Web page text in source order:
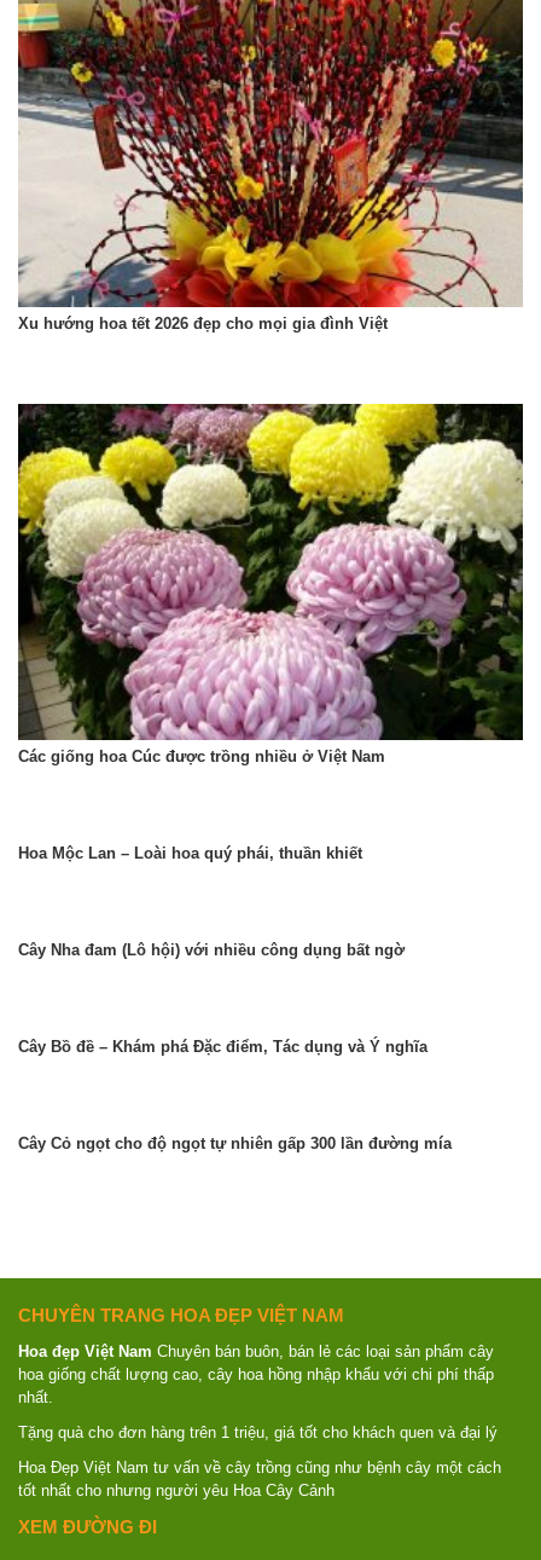
Xu hướng hoa tết 2026 đẹp cho mọi gia đình Việt
Các giống hoa Cúc được trồng nhiều ở Việt Nam
Hoa Mộc Lan – Loài hoa quý phái, thuần khiết
Cây Nha đam (Lô hội) với nhiều công dụng bất ngờ
Cây Bồ đề – Khám phá Đặc điểm, Tác dụng và Ý nghĩa
Cây Cỏ ngọt cho độ ngọt tự nhiên gấp 300 lần đường mía
CHUYÊN TRANG HOA ĐẸP VIỆT NAM
Hoa đẹp Việt Nam Chuyên bán buôn, bán lẻ các loại sản phẩm cây
hoa giống chất lượng cao, cây hoa hồng nhập khẩu với chi phí thấp
nhất.
Tặng quà cho đơn hàng trên 1 triệu, giá tốt cho khách quen và đại lý
Hoa Đẹp Việt Nam tư vấn về cây trồng cũng như bệnh cây một cách
tốt nhất cho nhưng người yêu Hoa Cây Cảnh
XEM ĐƯỜNG ĐI